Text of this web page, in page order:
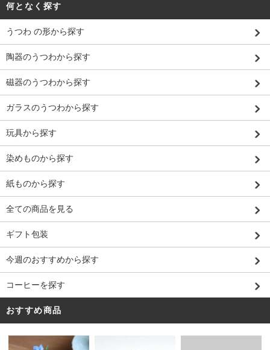
何となく探す
うつわ の形から探す
陶器のうつわから探す
磁器のうつわから探す
ガラスのうつわから探す
玩具から探す
染めものから探す
紙ものから探す
全ての商品を見る
ギフト包装
今週のおすすめから探す
コーヒーを探す
おすすめ商品